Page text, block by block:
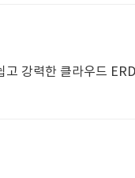
고 강력한 클라우드 ERD